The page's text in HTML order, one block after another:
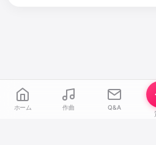
ホーム 作曲
Q&A